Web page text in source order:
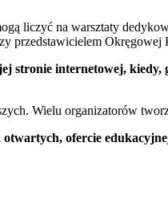
liczyć na warsztaty
przedstawicielem
stronie internetowej,
Wielu organizatorów
ofercie